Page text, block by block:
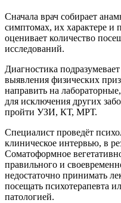
Сначала врач собирает
симптомах, их характере и
оценивает количество
исследований.
Диагностика
выявления физических
направить на
для исключения других
пройти УЗИ, КТ, МРТ.
Специалист проведёт
клиническое интервью, в
Соматоформное
правильного и
недостаточно принимать
посещать психотерапевта
патологией.